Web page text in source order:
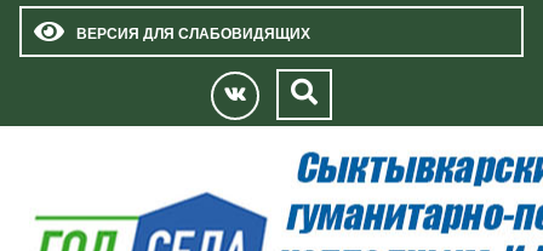
ВЕРСИЯ ДЛЯ СЛАБОВИДЯЩИХ